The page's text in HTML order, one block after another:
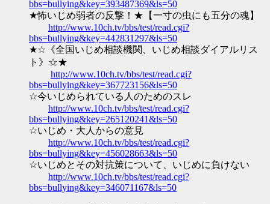
bbs=bullying&key=393487369&ls=50
★怖いじめ弱者の反撃！★【一寸の虫にも五分の魂】
http://www.10ch.tv/bbs/test/read.cgi?
bbs=bullying&key=442831297&ls=50
★☆《全国いじめ相談機関、いじめ相談ダイアルリス
ト》☆★
http://www.10ch.tv/bbs/test/read.cgi?
bbs=bullying&key=367723156&ls=50
☆今いじめられている人のためのスレ
http://www.10ch.tv/bbs/test/read.cgi?
bbs=bullying&key=265120241&ls=50
☆いじめ・大人からの意見
http://www.10ch.tv/bbs/test/read.cgi?
bbs=bullying&key=456028663&ls=50
☆いじめとその対抗策について、いじめに負けない
http://www.10ch.tv/bbs/test/read.cgi?
bbs=bullying&key=346071167&ls=50